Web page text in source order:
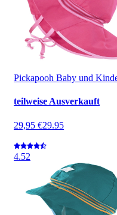
Pickapooh Baby und
teilweise Ausverkauft
29,95 €29.95
4.52